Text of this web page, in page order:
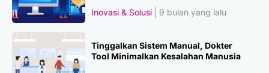
Inovasi & Solusi
9 bulan yang lalu
Tinggalkan Sistem Manual, Dokter
Tool Minimalkan Kesalahan Manusia